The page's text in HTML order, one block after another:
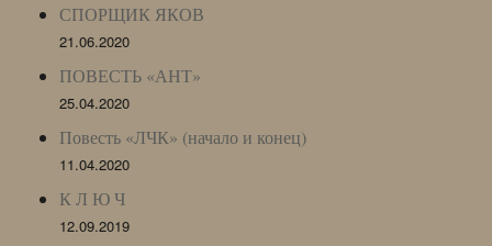
СПОРЩИК ЯКОВ
21.06.2020
ПОВЕСТЬ «АНТ»
25.04.2020
Повесть «ЛЧК» (начало и конец)
11.04.2020
К Л Ю Ч
12.09.2019